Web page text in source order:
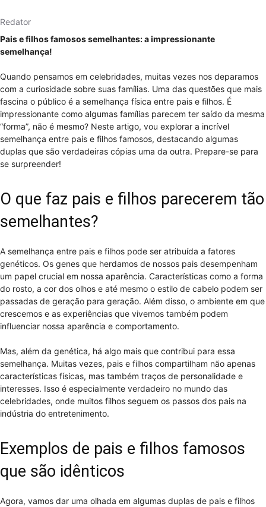
Redator
Pais e filhos famosos semelhantes: a impressionante
semelhança!
Quando pensamos em celebridades, muitas vezes nos deparamos
com a curiosidade sobre suas famílias. Uma das questões que mais
fascina o público é a semelhança física entre pais e filhos. É
impressionante como algumas famílias parecem ter saído da mesma
“forma”, não é mesmo? Neste artigo, vou explorar a incrível
semelhança entre pais e filhos famosos, destacando algumas
duplas que são verdadeiras cópias uma da outra. Prepare-se para
se surpreender!
O que faz pais e filhos parecerem tão
semelhantes?
A semelhança entre pais e filhos pode ser atribuída a fatores
genéticos. Os genes que herdamos de nossos pais desempenham
um papel crucial em nossa aparência. Características como a forma
do rosto, a cor dos olhos e até mesmo o estilo de cabelo podem ser
passadas de geração para geração. Além disso, o ambiente em que
crescemos e as experiências que vivemos também podem
influenciar nossa aparência e comportamento.
Mas, além da genética, há algo mais que contribui para essa
semelhança. Muitas vezes, pais e filhos compartilham não apenas
características físicas, mas também traços de personalidade e
interesses. Isso é especialmente verdadeiro no mundo das
celebridades, onde muitos filhos seguem os passos dos pais na
indústria do entretenimento.
Exemplos de pais e filhos famosos
que são idênticos
Agora, vamos dar uma olhada em algumas duplas de pais e filhos